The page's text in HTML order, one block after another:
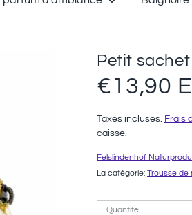
Petit
€13,90
Taxes incluses. Frais
caisse.
Felslindenhof
La catégorie: Trousse de
Quantité